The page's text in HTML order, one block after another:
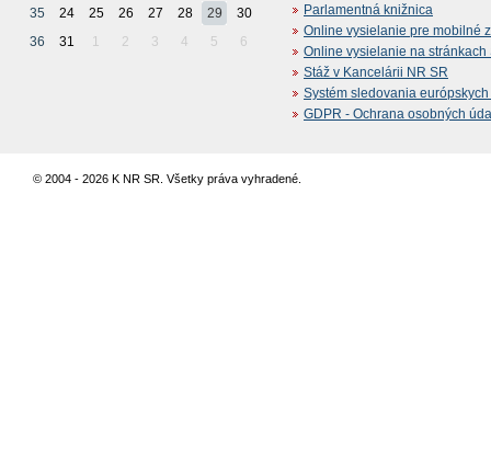
35
24 25 26 27 28 29
30
36
31 1 2 3 4 5 6
Parlamentná knižnica
Online vysielanie pre mobilné
Online vysielanie na stránkach
Stáž v Kancelárii NR SR
Systém sledovania
GDPR - Ochrana osobných
© 2004 - 2026 K NR SR. Všetky práva vyhradené.